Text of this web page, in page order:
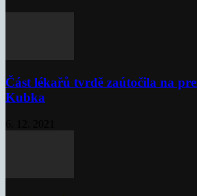
Část lékařů tvrdě zaútočila na
Kubka